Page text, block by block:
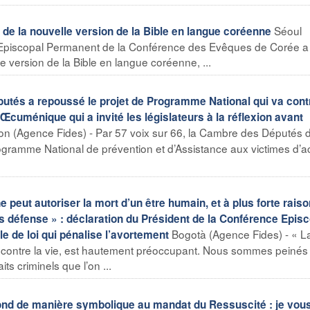
la nouvelle version de la Bible en langue coréenne Séoul
Permanent de la Conférence des Evêques de Corée
version de la Bible en langue coréenne, ...
a repoussé le projet de Programme National qui va
qui a invité les législateurs à la réflexion avant
(Agence Fides) - Par 57 voix sur 66, la Cambre des Députés
National de prévention et d’Assistance aux victimes
peut autoriser la mort d’un être humain, et à plus forte
défense » : déclaration du Président de la Conférence
de loi qui pénalise l’avortement Bogotà (Agence Fides) - «
la vie, est hautement préoccupant. Nous sommes peinés
criminels que l’on ...
de manière symbolique au mandat du Ressuscité : je